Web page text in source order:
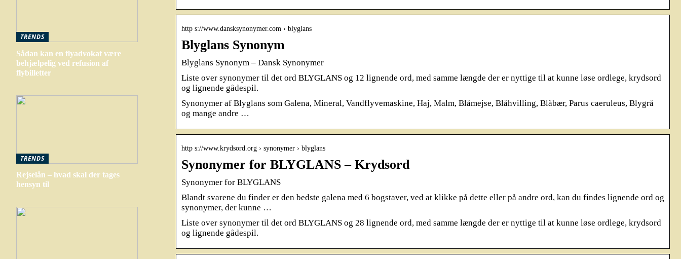
http s://www.dansksynonymer.com › blyglans
Blyglans Synonym
Blyglans Synonym – Dansk Synonymer
Liste over synonymer til det ord BLYGLANS og 12 lignende ord, med samme længde der er nyttige til at kunne løse ordlege, krydsord
og lignende gådespil.
Synonymer af Blyglans som Galena, Mineral, Vandflyvemaskine, Haj, Malm, Blåmejse, Blåhvilling, Blåbær, Parus caeruleus, Blygrå
og mange andre …
http s://www.krydsord.org › synonymer › blyglans
Synonymer for BLYGLANS – Krydsord
Synonymer for BLYGLANS
Blandt svarene du finder er den bedste galena med 6 bogstaver, ved at klikke på dette eller på andre ord, kan du findes lignende ord og
synonymer, der kunne …
Liste over synonymer til det ord BLYGLANS og 28 lignende ord, med samme længde der er nyttige til at kunne løse ordlege, krydsord
og lignende gådespil.
TRENDS
Sådan kan en flyadvokat være
behjælpelig ved refusion af
flybilletter
TRENDS
Rejselån – hvad skal der tages
hensyn til